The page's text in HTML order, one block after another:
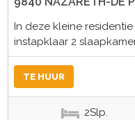
In deze kleine
instapklaar 2
TE HUUR
2Slp.